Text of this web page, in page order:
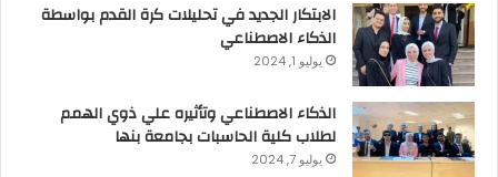
الابتكار الجديد في تحليلات كرة القدم بواسطة
الذكاء الاصطناعي
يوليو 1, 2024
الذكاء الاصطناعي وتأثيره علي ذوي الهمم
لطلاب كلية الحاسبات بجامعة بنها
يوليو 7, 2024